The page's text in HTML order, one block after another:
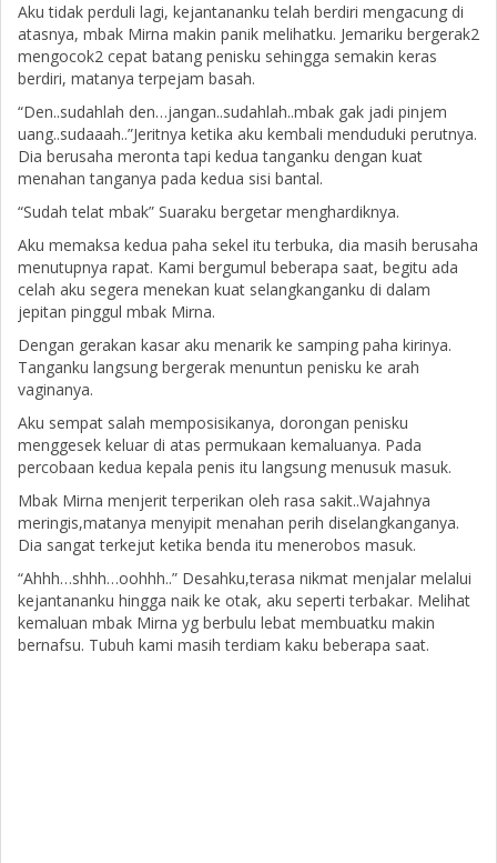
Aku tidak perduli lagi, kejantananku telah berdiri mengacung di
atasnya, mbak Mirna makin panik melihatku. Jemariku bergerak2
mengocok2 cepat batang penisku sehingga semakin keras
berdiri, matanya terpejam basah.
“Den..sudahlah den…jangan..sudahlah..mbak gak jadi pinjem
uang..sudaaah..”Jeritnya ketika aku kembali menduduki perutnya.
Dia berusaha meronta tapi kedua tanganku dengan kuat
menahan tanganya pada kedua sisi bantal.
“Sudah telat mbak” Suaraku bergetar menghardiknya.
Aku memaksa kedua paha sekel itu terbuka, dia masih berusaha
menutupnya rapat. Kami bergumul beberapa saat, begitu ada
celah aku segera menekan kuat selangkanganku di dalam
jepitan pinggul mbak Mirna.
Dengan gerakan kasar aku menarik ke samping paha kirinya.
Tanganku langsung bergerak menuntun penisku ke arah
vaginanya.
Aku sempat salah memposisikanya, dorongan penisku
menggesek keluar di atas permukaan kemaluanya. Pada
percobaan kedua kepala penis itu langsung menusuk masuk.
Mbak Mirna menjerit terperikan oleh rasa sakit..Wajahnya
meringis,matanya menyipit menahan perih diselangkanganya.
Dia sangat terkejut ketika benda itu menerobos masuk.
“Ahhh…shhh…oohhh..” Desahku,terasa nikmat menjalar melalui
kejantananku hingga naik ke otak, aku seperti terbakar. Melihat
kemaluan mbak Mirna yg berbulu lebat membuatku makin
bernafsu. Tubuh kami masih terdiam kaku beberapa saat.